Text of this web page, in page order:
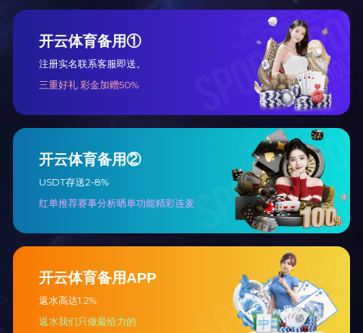
PRODUCT
爱游戏在线登录官网_爱游戏（中国）
THROUGH 直通车
河南污水处理设备
河南一体化污水处理设备